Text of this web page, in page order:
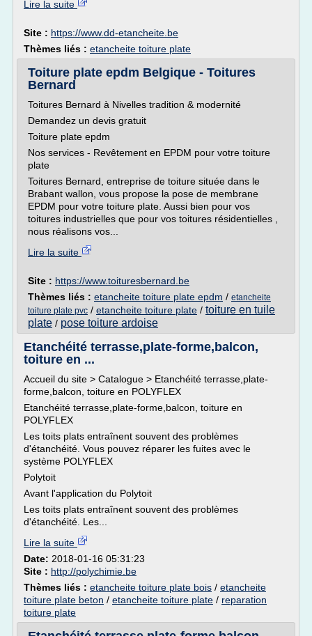
Lire la suite
Site : https://www.dd-etancheite.be
Thèmes liés : etancheite toiture plate
Toiture plate epdm Belgique - Toitures
Bernard
Toitures Bernard à Nivelles tradition & modernité
Demandez un devis gratuit
Toiture plate epdm
Nos services - Revêtement en EPDM pour votre toiture
plate
Toitures Bernard, entreprise de toiture située dans le
Brabant wallon, vous propose la pose de membrane
EPDM pour votre toiture plate. Aussi bien pour vos
toitures industrielles que pour vos toitures résidentielles ,
nous réalisons vos...
Lire la suite
Site : https://www.toituresbernard.be
Thèmes liés : etancheite toiture plate epdm / etancheite
toiture plate pvc / etancheite toiture plate / toiture en tuile
plate / pose toiture ardoise
Etanchéité terrasse,plate-forme,balcon,
toiture en ...
Accueil du site > Catalogue > Etanchéité terrasse,plate-
forme,balcon, toiture en POLYFLEX
Etanchéité terrasse,plate-forme,balcon, toiture en
POLYFLEX
Les toits plats entraînent souvent des problèmes
d'étanchéité. Vous pouvez réparer les fuites avec le
système POLYFLEX
Polytoit
Avant l'application du Polytoit
Les toits plats entraînent souvent des problèmes
d'étanchéité. Les...
Lire la suite
Date: 2018-01-16 05:31:23
Site : http://polychimie.be
Thèmes liés : etancheite toiture plate bois / etancheite
toiture plate beton / etancheite toiture plate / reparation
toiture plate